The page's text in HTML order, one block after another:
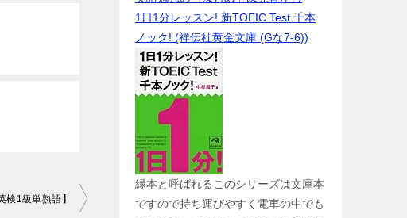
1級単熟語】
1日1分レッスン! 新TOEIC Test 千本
ノック! (祥伝社黄金文庫 (Gな7-6))
緑本と呼ばれるこのシリーズは文庫本
ですので持ち運びやすく電車の中でも